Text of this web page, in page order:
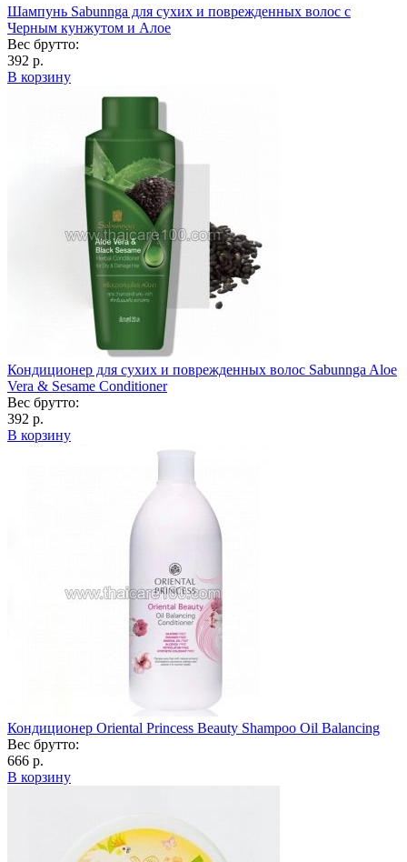
Шампунь Sabunnga для сухих и поврежденных волос с
Черным кунжутом и Алое
Вес брутто:
392 р.
В корзину
Кондиционер для сухих и поврежденных волос Sabunnga Aloe
Vera & Sesame Conditioner
Вес брутто:
392 р.
В корзину
Кондиционер Oriental Princess Beauty Shampoo Oil Balancing
Вес брутто:
666 р.
В корзину